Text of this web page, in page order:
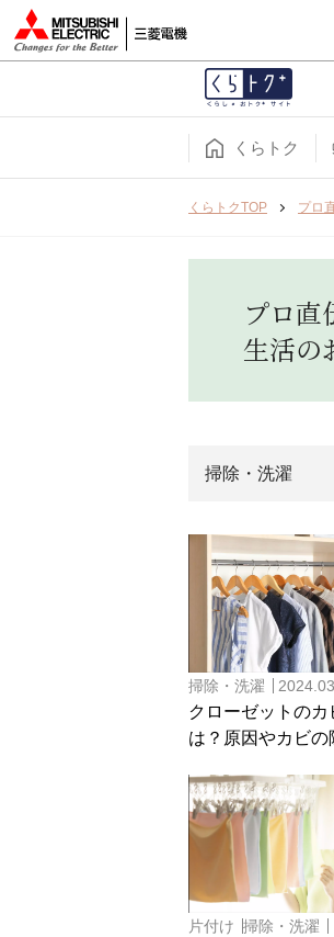
くらトク
くらトクTOP プロ
プロ直
生活の
掃除・洗濯
掃除・洗濯
クローゼットのカ
は？原因やカビの
片付け 掃除・洗濯